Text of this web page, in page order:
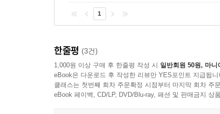
1
한줄평 (3건)
1,000원 이상 구매 후 한줄평 작성 시 일반회원 50원, 마니
eBook은 다운로드 후 작성한 리뷰만 YES포인트 지급됩니
클래스는 첫번째 회차 주문확정 시점부터 마지막 회차 주
eBook 페이백, CD/LP, DVD/Blu-ray, 패션 및 판매금지 상